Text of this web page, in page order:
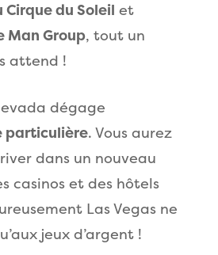
du Soleil et
Man Group, tout un
attend !
dégage
particulière. Vous aurez
dans un nouveau
casinos et des hôtels
Las Vegas ne
jeux d’argent !